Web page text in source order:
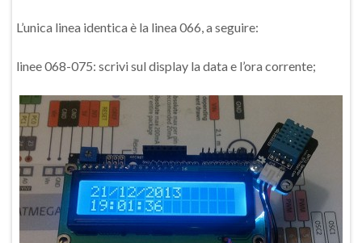
L’unica linea identica è la linea 066, a seguire:
linee 068-075: scrivi sul display la data e l’ora corrente;